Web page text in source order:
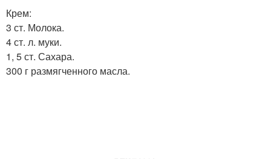
Крем:
3 ст. Молока.
4 ст. л. муки.
1, 5 ст. Сахара.
300 г размягченного масла.